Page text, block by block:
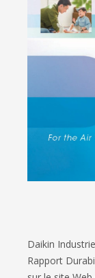
Daikin
Rapport